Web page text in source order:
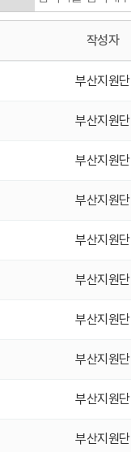
작성자
부산지원단
부산지원단
부산지원단
부산지원단
부산지원단
부산지원단
부산지원단
부산지원단
부산지원단
부산지원단